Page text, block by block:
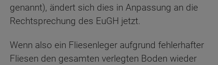
genannt), ändert sich dies in Anpassung an die
Rechtsprechung des EuGH jetzt.
Wenn also ein Fliesenleger aufgrund fehlerhafter
Fliesen den gesamten verlegten Boden wieder